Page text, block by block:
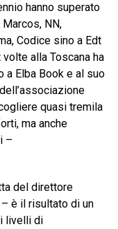
hanno superato
NN,
Codice sino a Edt
alla Toscana ha
Elba Book e al suo
quasi tremila
ma anche
–
del direttore
è il risultato di un
livelli di